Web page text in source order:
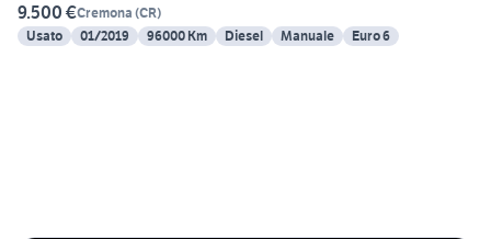
9.500 €Cremona (CR)
Usato
01/2019 96000 Km Diesel Manuale Euro 6